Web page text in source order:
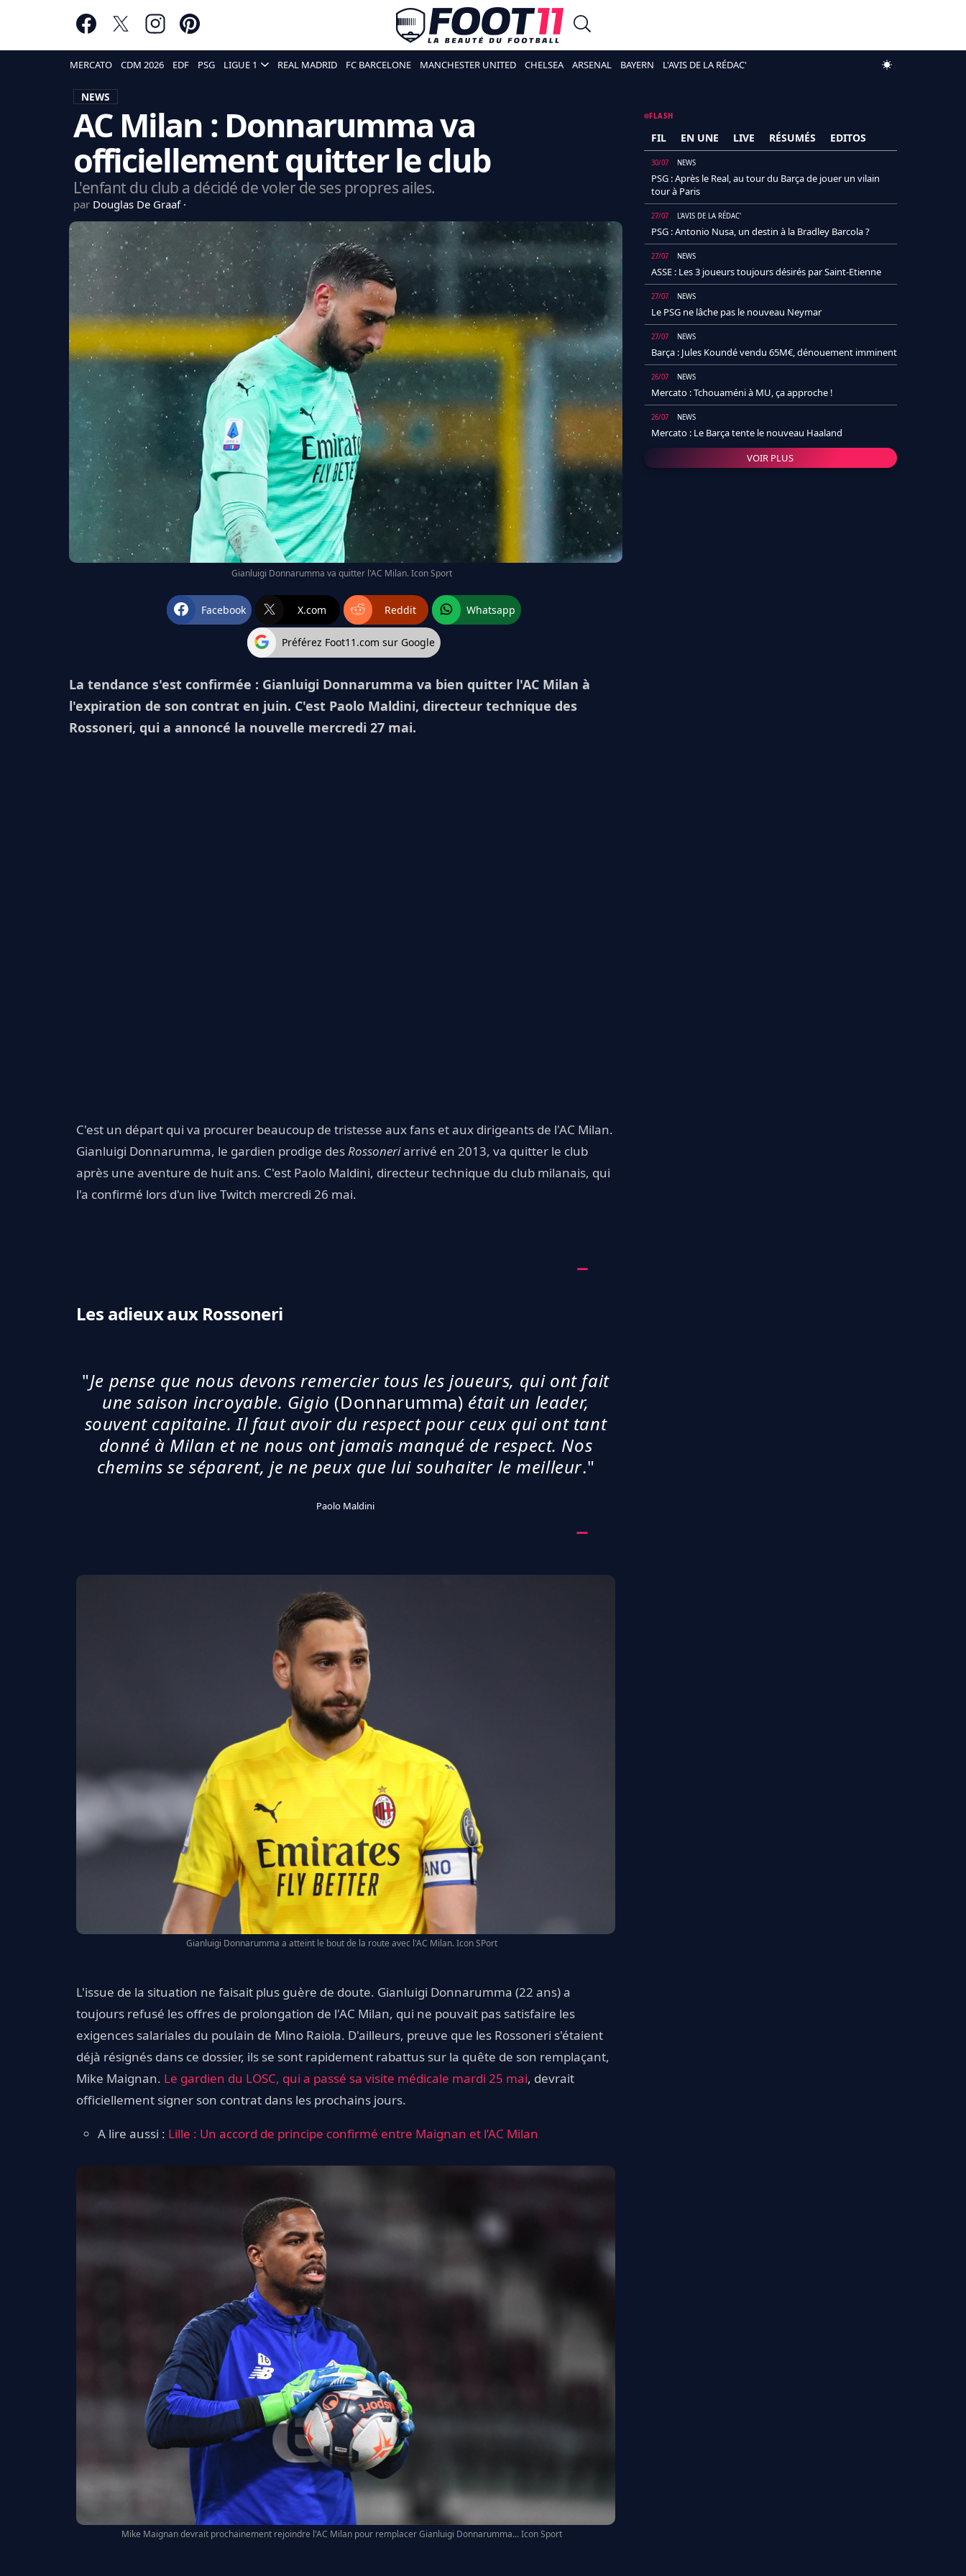
MERCATO CDM 2026 EDF PSG LIGUE 1 REAL MADRID FC BARCELONE MANCHESTER UNITED CHELSEA ARSENAL BAYERN L'AVIS DE LA RÉDAC'
NEWS
AC Milan : Donnarumma va
officiellement quitter le club
L'enfant du club a décidé de voler de ses propres ailes.
par Douglas De Graaf
Gianluigi Donnarumma va quitter l'AC Milan. Icon Sport
Facebook X.com Reddit Whatsapp
Préférez Foot11.com sur Google
La tendance s'est confirmée : Gianluigi Donnarumma va bien quitter l'AC Milan à
l'expiration de son contrat en juin. C'est Paolo Maldini, directeur technique des
Rossoneri, qui a annoncé la nouvelle mercredi 27 mai.
C'est un départ qui va procurer beaucoup de tristesse aux fans et aux dirigeants de l'AC Milan.
Gianluigi Donnarumma, le gardien prodige desRossoneriarrivé en 2013, va quitter le club
après une aventure de huit ans. C'est Paolo Maldini, directeur technique du club milanais, qui
l'a confirmé lors d'un live Twitch mercredi 26 mai.
Les adieux aux Rossoneri
"Je pense que nous devons remercier tous les joueurs, qui ont fait
une saison incroyable. Gigio (Donnarumma) était un leader,
souvent capitaine. Il faut avoir du respect pour ceux qui ont tant
donné à Milan et ne nous ont jamais manqué de respect. Nos
chemins se séparent, je ne peux que lui souhaiter le meilleur."
Paolo Maldini
Gianluigi Donnarumma a atteint le bout de la route avec l'AC Milan. Icon SPort
L'issue de la situation ne faisait plus guère de doute. Gianluigi Donnarumma (22 ans) a
toujours refusé les offres de prolongation de l'AC Milan, qui ne pouvait pas satisfaire les
exigences salariales du poulain de Mino Raiola. D'ailleurs, preuve que les Rossoneri s'étaient
déjà résignés dans ce dossier, ils se sont rapidement rabattus sur la quête de son remplaçant,
Mike Maignan. Le gardien du LOSC, qui a passé sa visite médicale mardi 25 mai, devrait
officiellement signer son contrat dans les prochains jours.
A lire aussi : Lille : Un accord de principe confirmé entre Maignan et l’AC Milan
Mike Maignan devrait prochainement rejoindre l'AC Milan pour remplacer Gianluigi Donnarumma... Icon Sport
FLASH
FIL EN UNE LIVE RÉSUMÉS EDITOS
30/07 NEWS
PSG : Après le Real, au tour du Barça de jouer un vilain
tour à Paris
27/07 L'AVIS DE LA RÉDAC'
PSG : Antonio Nusa, un destin à la Bradley Barcola ?
27/07 NEWS
ASSE : Les 3 joueurs toujours désirés par Saint-Etienne
27/07 NEWS
Le PSG ne lâche pas le nouveau Neymar
27/07 NEWS
Barça : Jules Koundé vendu 65M€, dénouement imminent
26/07 NEWS
Mercato : Tchouaméni à MU, ça approche !
26/07 NEWS
Mercato : Le Barça tente le nouveau Haaland
VOIR PLUS